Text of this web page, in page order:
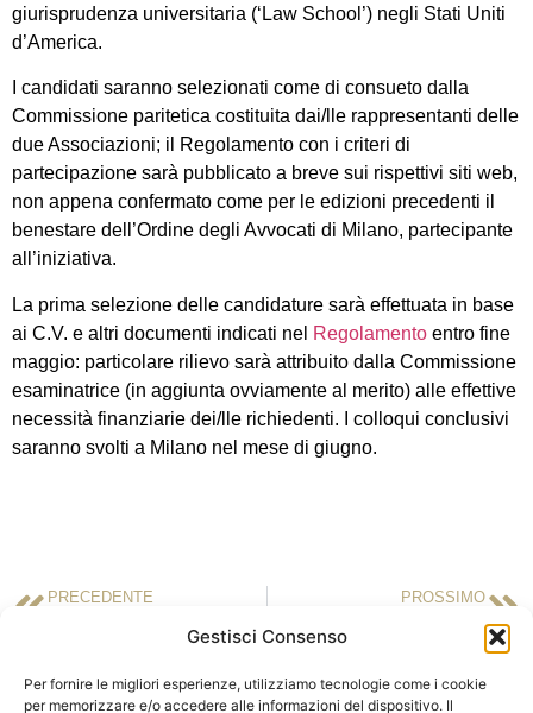
Gestisci Consenso
Per fornire le migliori esperienze, utilizziamo tecnologie come i cookie
per memorizzare e/o accedere alle informazioni del dispositivo. Il
giurisprudenza universitaria (‘Law School’) negli Stati Uniti
d’America.
I candidati saranno selezionati come di consueto dalla
Commissione paritetica costituita dai/lle rappresentanti delle
due Associazioni; il Regolamento con i criteri di
partecipazione sarà pubblicato a breve sui rispettivi siti web,
non appena confermato come per le edizioni precedenti il
benestare dell’Ordine degli Avvocati di Milano, partecipante
all’iniziativa.
La prima selezione delle candidature sarà effettuata in base
ai C.V. e altri documenti indicati nel Regolamento entro fine
maggio: particolare rilievo sarà attribuito dalla Commissione
esaminatrice (in aggiunta ovviamente al merito) alle effettive
necessità finanziarie dei/lle richiedenti. I colloqui conclusivi
saranno svolti a Milano nel mese di giugno.
PRECEDENTE PROSSIMO